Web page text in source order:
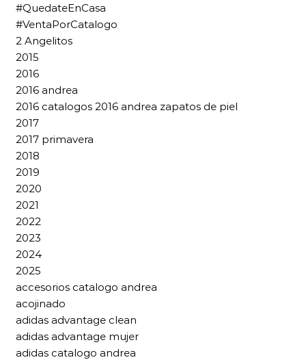
#QuedateEnCasa
#VentaPorCatalogo
2 Angelitos
2015
2016
2016 andrea
2016 catalogos 2016 andrea zapatos de piel
2017
2017 primavera
2018
2019
2020
2021
2022
2023
2024
2025
accesorios catalogo andrea
acojinado
adidas advantage clean
adidas advantage mujer
adidas catalogo andrea